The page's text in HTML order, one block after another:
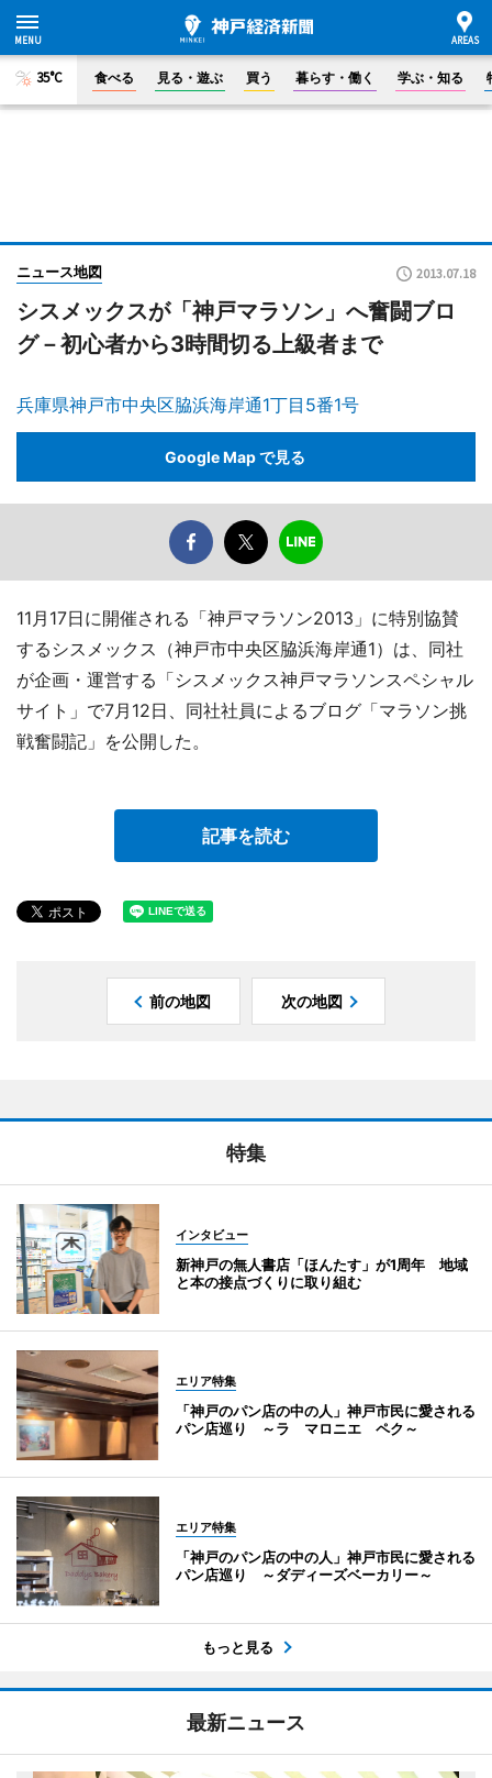
35°C 食べる 見る・遊ぶ 買う 暮らす・働く 学ぶ・知る
ニュース地図 2013.07.18
シスメックスが「神戸マラソン」へ奮闘ブロ
グ－初心者から3時間切る上級者まで
兵庫県神戸市中央区脇浜海岸通1丁目5番1号
Google Map で見る
11月17日に開催される「神戸マラソン2013」に特別協賛
するシスメックス（神戸市中央区脇浜海岸通1）は、同社
が企画・運営する「シスメックス神戸マラソンスペシャル
サイト」で7月12日、同社社員によるブログ「マラソン挑
戦奮闘記」を公開した。
記事を読む
前の地図 次の地図
特集
インタビュー
新神戸の無人書店「ほんたす」が1周年 地域
と本の接点づくりに取り組む
エリア特集
「神戸のパン店の中の人」神戸市民に愛される
パン店巡り ～ラ マロニエ ペク～
エリア特集
「神戸のパン店の中の人」神戸市民に愛される
パン店巡り ～ダディーズベーカリー～
もっと見る
最新ニュース